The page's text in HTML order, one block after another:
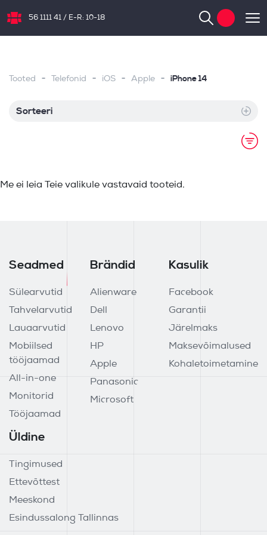
NB.ee
56 1111 41 / E-R: 10-18
Tooted - Telefonid - iOS - Apple - iPhone 14
Sorteeri
Me ei leia Teie valikule vastavaid tooteid.
Seadmed
Sülearvutid
Tahvelarvutid
Lauaarvutid
Mobiilsed
tööjaamad
All-in-one
Monitorid
Tööjaamad
Brändid
Alienware
Dell
Lenovo
HP
Apple
Panasonic
Microsoft
Kasulik
Facebook
Garantii
Järelmaks
Maksevõimalused
Kohaletoimetamine
Üldine
Tingimused
Ettevõttest
Meeskond
Esindussalong Tallinnas